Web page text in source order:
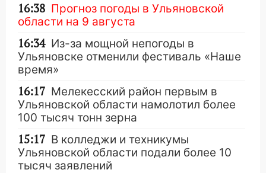
16:38 Прогноз погоды в Ульяновской
области на 9 августа
16:34 Из-за мощной непогоды в
Ульяновске отменили фестиваль «Наше
время»
16:17 Мелекесский район первым в
Ульяновской области намолотил более
100 тысяч тонн зерна
15:17 В колледжи и техникумы
Ульяновской области подали более 10
тысяч заявлений